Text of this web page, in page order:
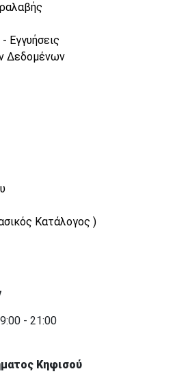
Εγγυήσεις
Δεδομένων
Κατάλογος )
- 21:00
Κηφισού